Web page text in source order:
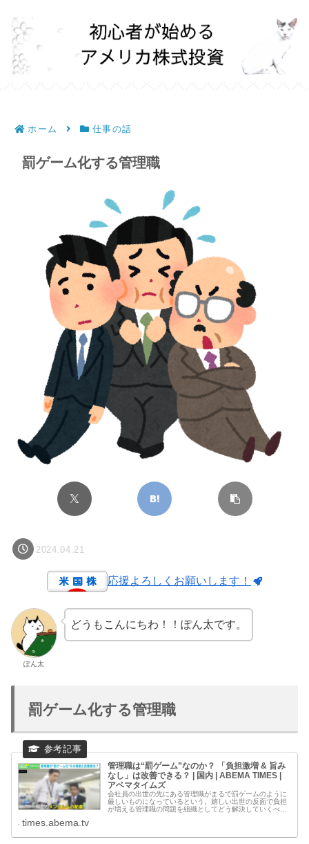
ホーム 仕事の話
罰ゲーム化する管理職
2024.04.21
応援よろしくお願いします！
ぽん太
どうもこんにちわ！！ぽん太です。
罰ゲーム化する管理職
管理職は“罰ゲーム”なのか？ 「負担激増 & 旨み
なし」は改善できる？ | 国内 | ABEMA TIMES |
アベマタイムズ
会社員の出世の先にある管理職がまるで罰ゲームのように
厳しいものになっているという。嬉しい出世の反面で負担
が増える管理職の問題を組織としてどう解決していくべき
times.abema.tv